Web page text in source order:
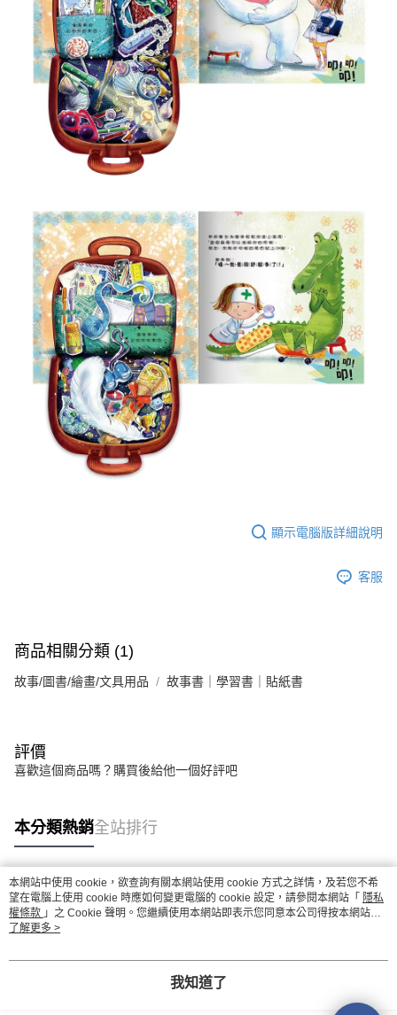
顯示電腦版詳細說明
客服
商品相關分類 (1)
故事/圖書/繪畫/文具用品 故事書｜學習書｜貼紙書
評價
喜歡這個商品嗎？購買後給他一個好評吧
本分類熱銷全站排行
熱門標籤
本網站中使用 cookie，欲查詢有關本網站使用 cookie 方式之詳情，及若您不希
望在電腦上使用 cookie 時應如何變更電腦的 cookie 設定，請參閱本網站「 隱私
權條款 」之 Cookie 聲明。您繼續使用本網站即表示您同意本公司得按本網站使
用條款之 Cookie 聲明使用 cookie。
了解更多 >
我知道了